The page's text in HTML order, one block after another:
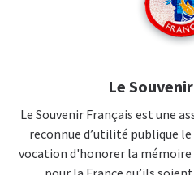
Le
Le Souvenir Français est une
reconnue d’utilité publique
vocation d'honorer la mémoire